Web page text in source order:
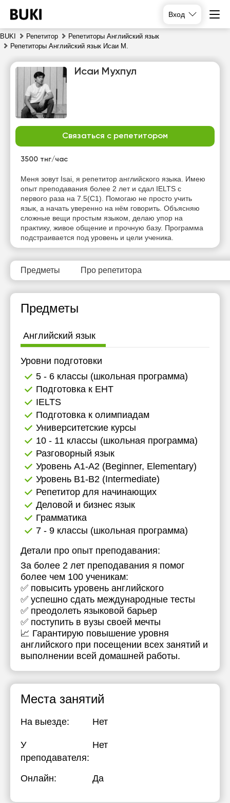
Вход
BUKI Репетитор
Репетиторы Английский язык
Репетиторы Английский язык Исаи М.
Исаи Мухпул
Связаться с репетитором
3500 тнг/час
Меня зовут Isai, я репетитор английского языка. Имею
опыт преподавания более 2 лет и сдал IELTS с
первого раза на 7.5(С1). Помогаю не просто учить
язык, а начать уверенно на нём говорить. Объясняю
сложные вещи простым языком, делаю упор на
практику, живое общение и прочную базу. Программа
подстраивается под уровень и цели ученика.
Предметы Про репетитора
Предметы
Английский язык
Уровни подготовки
5 - 6 классы (школьная программа)
Подготовка к ЕНТ
IELTS
Подготовка к олимпиадам
Университетские курсы
10 - 11 классы (школьная программа)
Разговорный язык
Уровень А1-А2 (Beginner, Elementary)
Уровень B1-B2 (Intermediate)
Репетитор для начинающих
Деловой и бизнес язык
Грамматика
7 - 9 классы (школьная программа)
Детали про опыт преподавания:
За более 2 лет преподавания я помог
более чем 100 ученикам:
✅ повысить уровень английского
✅ успешно сдать международные тесты
✅ преодолеть языковой барьер
✅ поступить в вузы своей мечты
📈 Гарантирую повышение уровня
английского при посещении всех занятий и
выполнении всей домашней работы.
Места занятий
На выезде: Нет
У
преподавателя:
Нет
Онлайн: Да
сб
вс
Нет
свободных
часов
10:00
10:30
11:00
11:30
12:00
12:30
16:00
19:00
19:30
20:30
Нет
свободных
часов
Нет
свободных
часов